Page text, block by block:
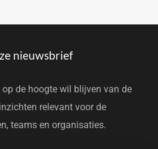
nieuwsbrief
de hoogte wil blijven van de
relevant voor de
teams en organisaties.